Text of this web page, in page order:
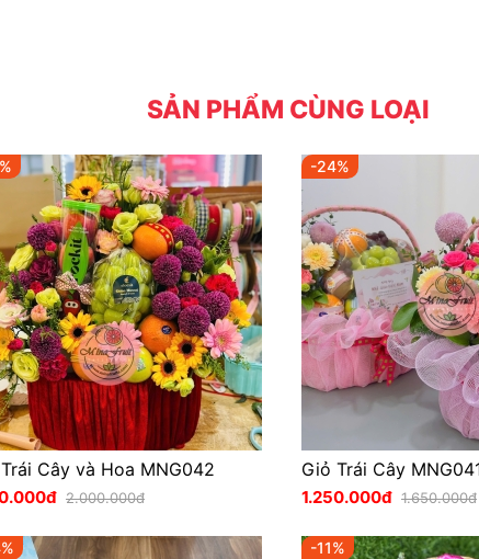
SẢN PHẨM CÙNG LOẠI
Cây và Hoa MNG042
2.000.000đ
-24%
Giỏ Trái Cây
1.250.000đ 1.650.000đ
-11%